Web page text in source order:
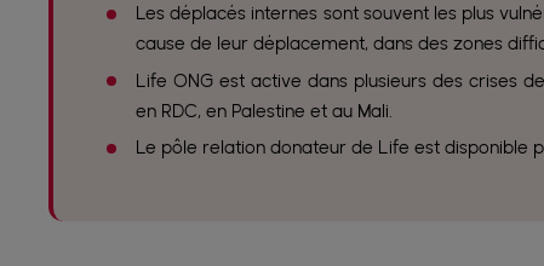
Les déplacés internes sont souvent les plus
cause de leur déplacement, dans des zones
Life ONG est active dans plusieurs des crises
en RDC, en Palestine et au Mali.
Le pôle relation donateur de Life est disponible